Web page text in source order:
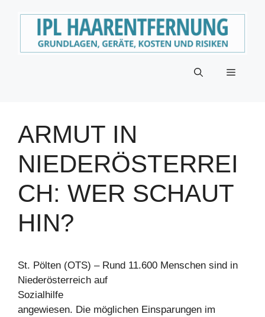
Menü
ARMUT IN
NIEDERÖSTERREI
CH: WER SCHAUT
HIN?
St. Pölten (OTS) – Rund 11.600 Menschen sind in
Niederösterreich auf
Sozialhilfe
angewiesen. Die möglichen Einsparungen im